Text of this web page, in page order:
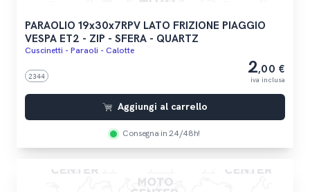
PARAOLIO 19x30x7RPV LATO FRIZIONE PIAGGIO
VESPA ET2 - ZIP - SFERA - QUARTZ
Cuscinetti - Paraoli - Calotte
2344 2,00 €
iva inclusa
Aggiungi al carrello
Consegna in 24/48h!